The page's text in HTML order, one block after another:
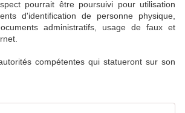
pourrait être poursuivi pour utilisation
d'identification de personne physique,
administratifs, usage de faux et
compétentes qui statueront sur son